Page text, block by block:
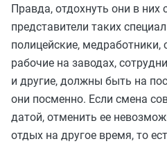
Правда, отдохнуть они в них
представители таких
полицейские, медработники,
рабочие на заводах,
и другие, должны быть на
они посменно. Если смена
датой, отменить ее
отдых на другое время, то